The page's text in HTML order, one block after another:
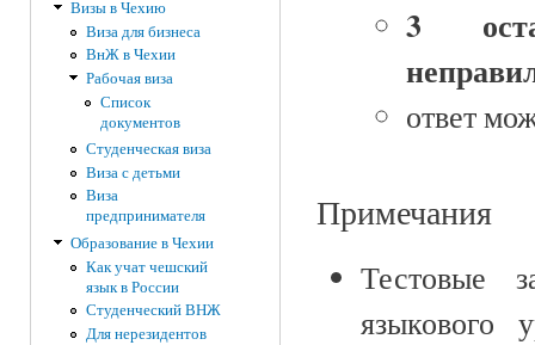
Визы в Чехию
Виза для бизнеса
ВнЖ в Чехии
Рабочая виза
Список
документов
Студенческая виза
Виза с детьми
Виза
предпринимателя
Образование в Чехии
Как учат чешский
язык в России
Студенческий ВНЖ
Для нерезидентов
3
ответ
Примечания
Тестовые
языкового